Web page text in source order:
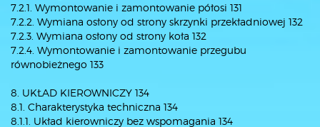
7.2.1. Wymontowanie i zamontowanie półosi 131
7.2.2. Wymiana osłony od strony skrzynki przekładniowej 132
7.2.3. Wymiana osłony od strony koła 132
7.2.4. Wymontowanie i zamontowanie przegubu
równobieżnego 133
8. UKŁAD KIEROWNICZY 134
8.1. Charakterystyka techniczna 134
8.1.1. Układ kierowniczy bez wspomagania 134